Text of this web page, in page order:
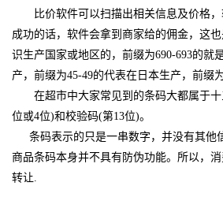
比价软件可以扫描出相关信息及价格，
成功的话，软件会拿到商家给的佣金，这也
识生产国家或地区的，前缀为690-693的就
产，前缀为45-49的代表在日本生产，前缀
在超市中大家常见到的条码大都属于十
位或4位)和校验码(第13位)。
条码表示的只是一串数字，并没有其他
商品条码本身并不具有防伪功能。所以，
转让.